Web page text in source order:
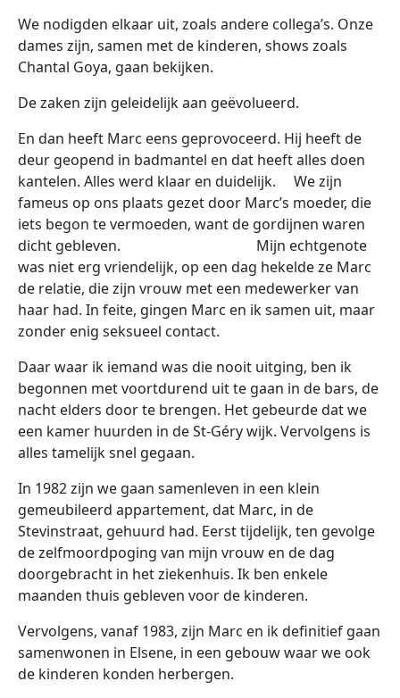
We nodigden elkaar uit, zoals andere collega’s. Onze
dames zijn, samen met de kinderen, shows zoals
Chantal Goya, gaan bekijken.
De zaken zijn geleidelijk aan geëvolueerd.
En dan heeft Marc eens geprovoceerd. Hij heeft de
deur geopend in badmantel en dat heeft alles doen
kantelen. Alles werd klaar en duidelijk. We zijn
fameus op ons plaats gezet door Marc’s moeder, die
iets begon te vermoeden, want de gordijnen waren
dicht gebleven. Mijn echtgenote
was niet erg vriendelijk, op een dag hekelde ze Marc
de relatie, die zijn vrouw met een medewerker van
haar had. In feite, gingen Marc en ik samen uit, maar
zonder enig seksueel contact.
Daar waar ik iemand was die nooit uitging, ben ik
begonnen met voortdurend uit te gaan in de bars, de
nacht elders door te brengen. Het gebeurde dat we
een kamer huurden in de St-Géry wijk. Vervolgens is
alles tamelijk snel gegaan.
In 1982 zijn we gaan samenleven in een klein
gemeubileerd appartement, dat Marc, in de
Stevinstraat, gehuurd had. Eerst tijdelijk, ten gevolge
de zelfmoordpoging van mijn vrouw en de dag
doorgebracht in het ziekenhuis. Ik ben enkele
maanden thuis gebleven voor de kinderen.
Vervolgens, vanaf 1983, zijn Marc en ik definitief gaan
samenwonen in Elsene, in een gebouw waar we ook
de kinderen konden herbergen.